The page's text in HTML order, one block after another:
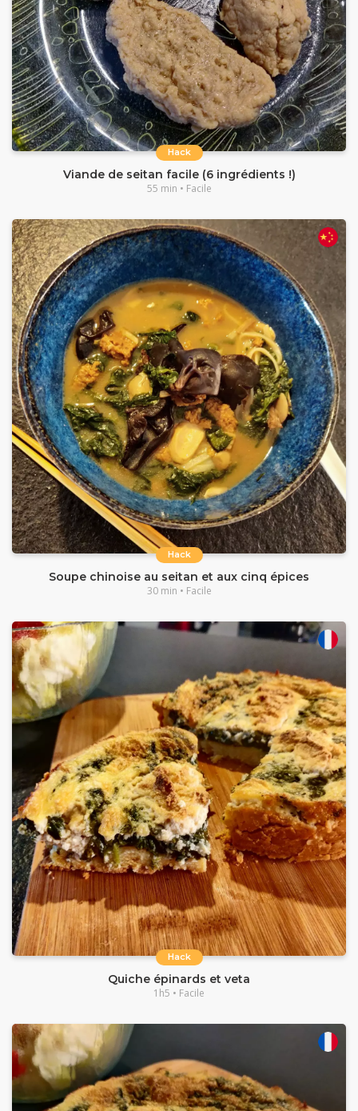
Hack
Viande de seitan facile (6 ingrédients !)
55 min • Facile
Hack
Soupe chinoise au seitan et aux cinq épices
30 min • Facile
Hack
Quiche épinards et veta
1h5 • Facile